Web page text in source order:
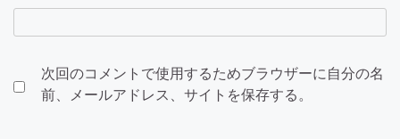
次回のコメントで使用するためブラウザーに自分の名
前、メールアドレス、サイトを保存する。